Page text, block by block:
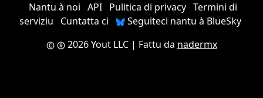
Nantu à noi API Pulitica di privacy Termini di
serviziu
Cuntatta ci
Seguiteci nantu à BlueSky
2026 Yout LLC| Fattu da nadermx